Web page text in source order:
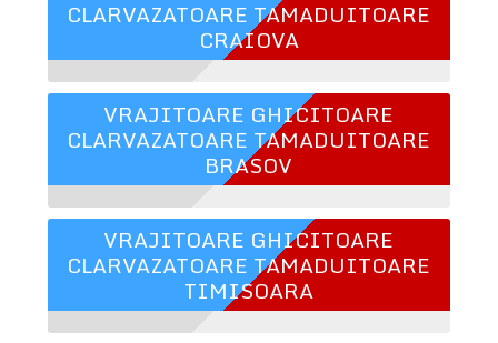
CLARVAZATOARE TAMADUITOARE
CRAIOVA
VRAJITOARE GHICITOARE
CLARVAZATOARE TAMADUITOARE
BRASOV
VRAJITOARE GHICITOARE
CLARVAZATOARE TAMADUITOARE
TIMISOARA